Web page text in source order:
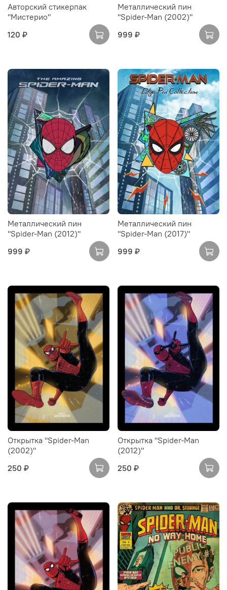
Авторский стикерпак
"Мистерио"
120 ₽
Металлический пин
"Spider-Man (2002)"
999 ₽
Металлический пин
"Spider-Man (2012)"
999 ₽
Металлический пин
"Spider-Man (2017)"
999 ₽
Открытка "Spider-Man
(2002)"
250 ₽
Открытка "Spider-Man
(2012)"
250 ₽